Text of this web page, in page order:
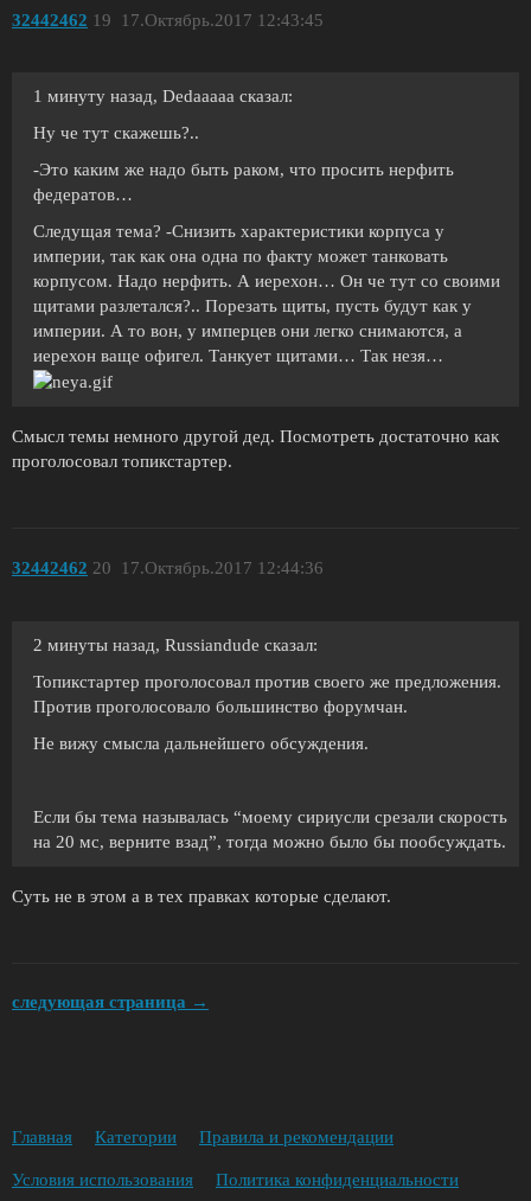
32442462 17.Октябрь.2017 12:43:45
19
1 минуту назад, Dedaaaaa сказал:
Ну че тут скажешь?..
-Это каким же надо быть раком, что просить нерфить
федератов…
Следущая тема? -Снизить характеристики корпуса у
империи, так как она одна по факту может танковать
корпусом. Надо нерфить. А иерехон… Он че тут со своими
щитами разлетался?.. Порезать щиты, пусть будут как у
империи. А то вон, у имперцев они легко снимаются, а
иерехон ваще офигел. Танкует щитами… Так незя…
Смысл темы немного другой дед. Посмотреть достаточно как
проголосовал топикстартер.
32442462 17.Октябрь.2017 12:44:36
20
2 минуты назад, Russiandude сказал:
Топикстартер проголосовал против своего же предложения.
Против проголосовало большинство форумчан.
Не вижу смысла дальнейшего обсуждения.
Если бы тема называлась “моему сириусли срезали скорость
на 20 мс, верните взад”, тогда можно было бы пообсуждать.
Суть не в этом а в тех правках которые сделают.
следующая страница →
Главная Категории Правила и рекомендации
Условия использования Политика конфиденциальности